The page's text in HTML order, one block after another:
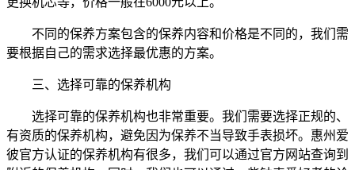
不同的保养方案包含的保养内容和价格是不同的，我们需
要根据自己的需求选择最优惠的方案。
三、选择可靠的保养机构
选择可靠的保养机构也非常重要。我们需要选择正规的、
有资质的保养机构，避免因为保养不当导致手表损坏。惠州爱
彼官方认证的保养机构有很多，我们可以通过官方网站查询到